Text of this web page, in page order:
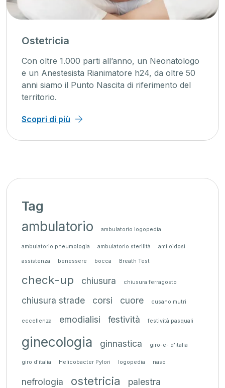
Ostetricia
Con oltre 1.000 parti all’anno, un Neonatologo
e un Anestesista Rianimatore h24, da oltre 50
anni siamo il Punto Nascita di riferimento del
territorio.
Scopri di più
Tag
ambulatorio ambulatorio logopedia
ambulatorio pneumologia ambulatorio sterilità amiloidosi
assistenza benessere bocca Breath Test
check-up chiusura chiusura ferragosto
chiusura strade corsi cuore cusano mutri
eccellenza emodialisi festività festività pasquali
ginecologia ginnastica giro-e- d'italia
giro d'italia Helicobacter Pylori logopedia naso
nefrologia ostetricia
palestra